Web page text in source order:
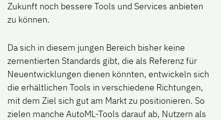
Zukunft noch bessere Tools und Services anbieten
zu können.
Da sich in diesem jungen Bereich bisher keine
zementierten Standards gibt, die als Referenz für
Neuentwicklungen dienen könnten, entwickeln sich
die erhältlichen Tools in verschiedene Richtungen,
mit dem Ziel sich gut am Markt zu positionieren. So
zielen manche AutoML-Tools darauf ab, Nutzern als